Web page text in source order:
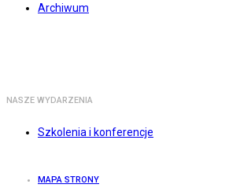
Archiwum
NASZE WYDARZENIA
Szkolenia i konferencje
MAPA STRONY